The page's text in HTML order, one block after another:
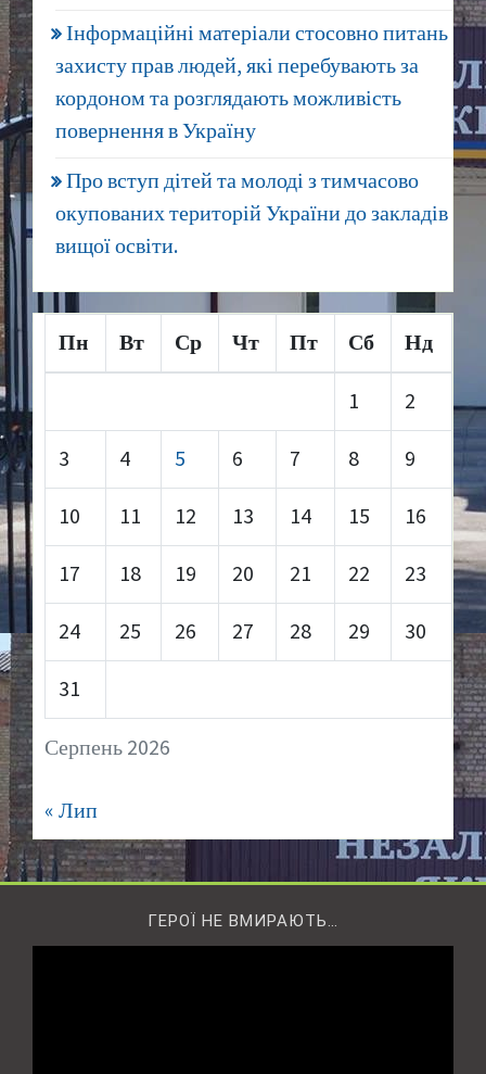
Інформаційні матеріали стосовно питань
захисту прав людей, які перебувають за
кордоном та розглядають можливість
повернення в Україну
Про вступ дітей та молоді з тимчасово
окупованих територій України до закладів
вищої освіти.
Серпень 2026
Пн Вт Ср Чт Пт Сб Нд
1 2
3 4 5 6 7 8 9
10 11 12 13 14 15 16
17 18 19 20 21 22 23
24 25 26 27 28 29 30
31
« Лип
ГЕРОЇ НЕ ВМИРАЮТЬ…